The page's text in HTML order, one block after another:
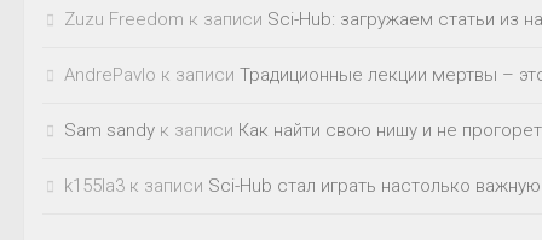
Zuzu Freedom к записи Sci-Hub: загружаем статьи из
AndrePavlo к записи Традиционные лекции мертвы –
Sam sandy к записи Как найти свою нишу и не
k155la3 к записи Sci-Hub стал играть настолько